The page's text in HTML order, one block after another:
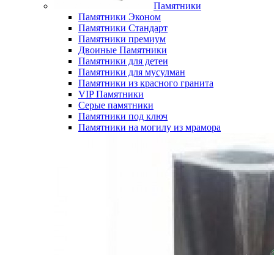
Памятники
Памятники Эконом
Памятники Стандарт
Памятники премиум
Двоиные Памятники
Памятники для детеи
Памятники для мусулман
Памятники из красного гранита
VIP Памятники
Серые памятники
Памятники под ключ
Памятники на могилу из мрамора